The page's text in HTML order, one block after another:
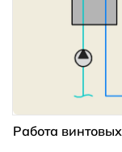
Работа